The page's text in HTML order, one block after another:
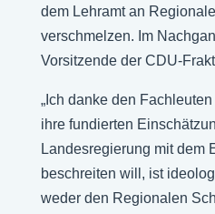
dem Lehramt an
verschmelzen. Im
Vorsitzende der CDU-
„Ich danke den
ihre fundierten
Landesregierung mit dem
beschreiten will, ist
weder den Regionalen